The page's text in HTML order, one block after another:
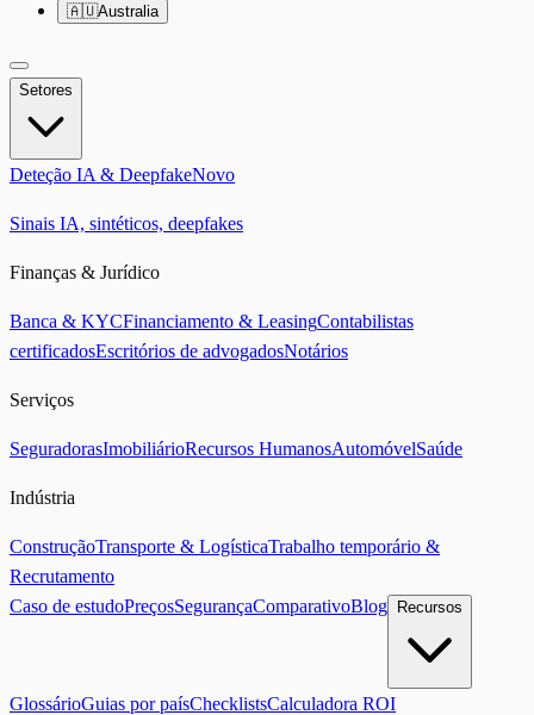
🇦🇺Australia
Setores
Deteção IA & DeepfakeNovo
Sinais IA, sintéticos, deepfakes
Finanças & Jurídico
Banca & KYCFinanciamento & LeasingContabilistas
certificadosEscritórios de advogadosNotários
Serviços
SeguradorasImobiliárioRecursos HumanosAutomóvelSaúde
Indústria
ConstruçãoTransporte & LogísticaTrabalho temporário &
Recrutamento
Caso de estudoPreçosSegurançaComparativoBlog Recursos
GlossárioGuias por paísChecklistsCalculadora ROI